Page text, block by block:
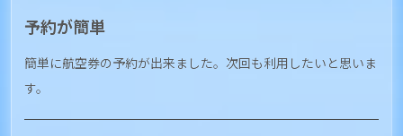
予約が簡単
簡単に航空券の予約が出来ました。次回も利用したいと思いま
す。